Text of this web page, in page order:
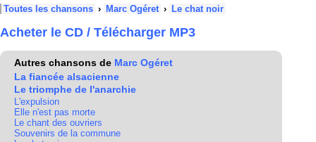
Toutes les chansons › Marc Ogéret › Le chat noir
Acheter le CD / Télécharger MP3
Autres chansons de Marc Ogéret
La fiancée alsacienne
Le triomphe de l'anarchie
L'expulsion
Elle n'est pas morte
Le chant des ouvriers
Souvenirs de la commune